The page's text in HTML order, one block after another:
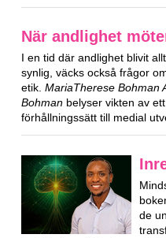
När andlighet
I en tid där andlighet blivit
synlig, väcks också frågor
etik. MariaTherese Bohman
Bohman belyser vikten av
förhållningssätt till medial
de